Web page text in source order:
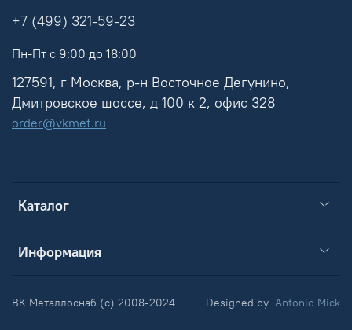
Каталог
Информация
+7 (499) 321-59-23
Пн-Пт с 9:00 до 18:00
127591, г Москва, р-н Восточное Дегунино,
Дмитровское шоссе, д 100 к 2, офис 328
order@vkmet.ru
ВК Металлоснаб (c) 2008-2024 Designed by Antonio Mick